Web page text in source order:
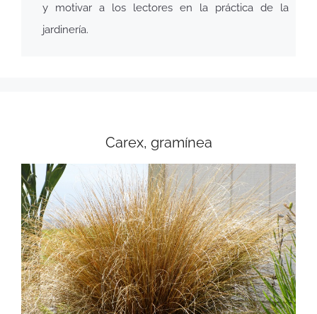
y motivar a los lectores en la práctica de la
jardinería.
Carex, gramínea